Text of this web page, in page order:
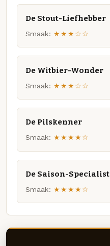
De Stout-Liefhebber
Smaak: ★★★☆☆
De Witbier-Wonder
Smaak: ★★★☆☆
De Pilskenner
Smaak: ★★★★☆
De Saison-Specialist
Smaak: ★★★★☆